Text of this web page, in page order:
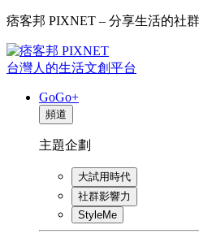
痞客邦 PIXNET – 分享生活的社
台灣人的生活文創平台
GoGo+
頻道
主題企劃
大試用時代
社群影響力
StyleMe